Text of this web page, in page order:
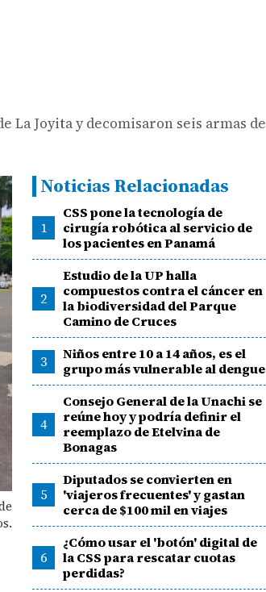
La Joyita y decomisaron seis armas de
Noticias Relacionadas
1
CSS pone la tecnología de
cirugía robótica al servicio de
los pacientes en Panamá
2
Estudio de la UP halla
compuestos contra el cáncer en
la biodiversidad del Parque
Camino de Cruces
3
Niños entre 10 a 14 años, es el
grupo más vulnerable al dengue
4
Consejo General de la Unachi se
reúne hoy y podría definir el
reemplazo de Etelvina de
Bonagas
5
Diputados se convierten en
'viajeros frecuentes' y gastan
cerca de $100 mil en viajes
6
¿Cómo usar el 'botón' digital de
la CSS para rescatar cuotas
perdidas?